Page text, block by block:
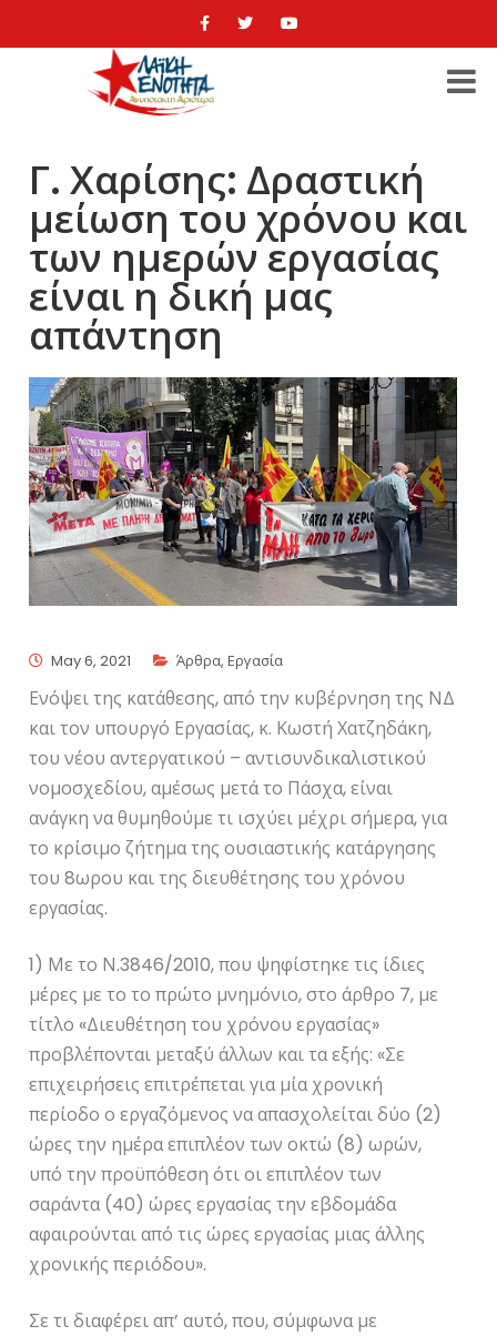
Γ. Χαρίσης: Δραστική
μείωση του χρόνου και
των ημερών εργασίας
είναι η δική μας
απάντηση
May 6, 2021 Άρθρα,Εργασία
Ενόψει της κατάθεσης, από την κυβέρνηση της ΝΔ
και τον υπουργό Εργασίας, κ. Κωστή Χατζηδάκη,
του νέου αντεργατικού – αντισυνδικαλιστικού
νομοσχεδίου, αμέσως μετά το Πάσχα, είναι
ανάγκη να θυμηθούμε τι ισχύει μέχρι σήμερα, για
το κρίσιμο ζήτημα της ουσιαστικής κατάργησης
του 8ωρου και της διευθέτησης του χρόνου
εργασίας.
1) Με το Ν.3846/2010, που ψηφίστηκε τις ίδιες
μέρες με το το πρώτο μνημόνιο, στο άρθρο 7, με
τίτλο «Διευθέτηση του χρόνου εργασίας»
προβλέπονται μεταξύ άλλων και τα εξής: «Σε
επιχειρήσεις επιτρέπεται για μία χρονική
περίοδο ο εργαζόμενος να απασχολείται δύο (2)
ώρες την ημέρα επιπλέον των οκτώ (8) ωρών,
υπό την προϋπόθεση ότι οι επιπλέον των
σαράντα (40) ώρες εργασίας την εβδομάδα
αφαιρούνται από τις ώρες εργασίας μιας άλλης
χρονικής περιόδου».
Σε τι διαφέρει απ’ αυτό, που, σύμφωνα με